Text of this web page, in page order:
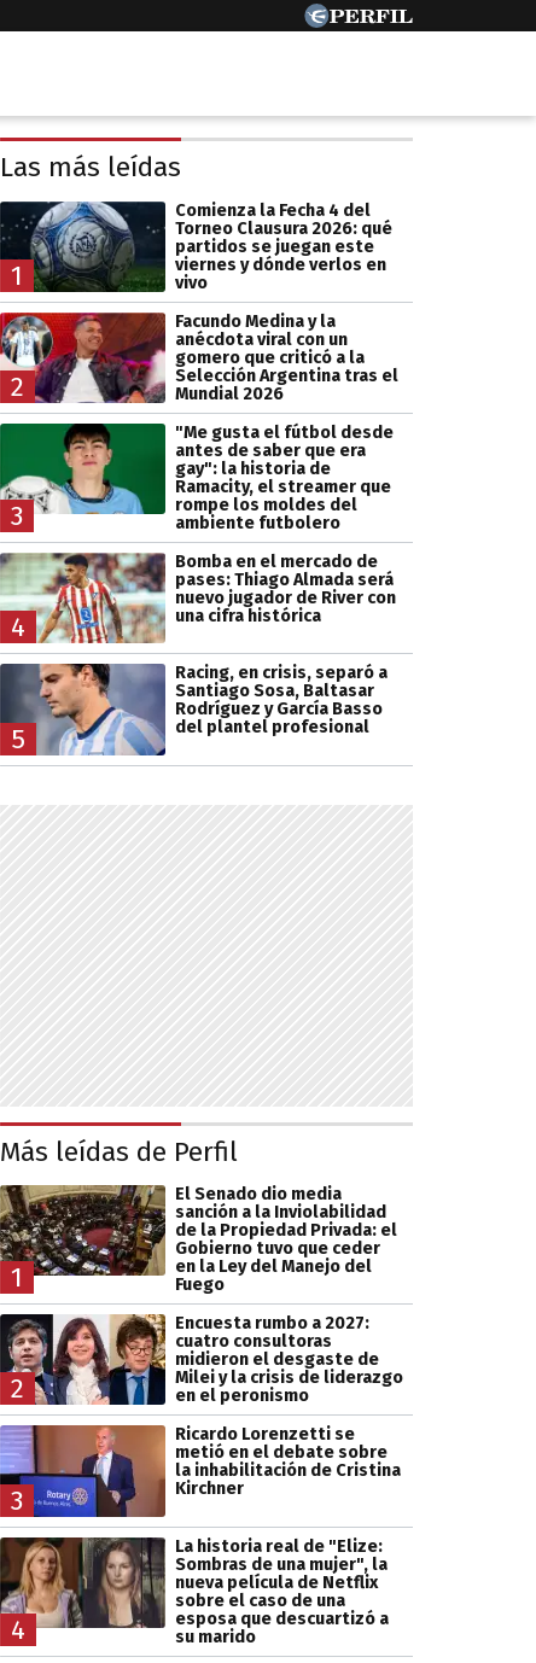
Las más leídas
1
Comienza la Fecha 4 del
Torneo Clausura 2026: qué
partidos se juegan este
viernes y dónde verlos en
vivo
2
Facundo Medina y la
anécdota viral con un
gomero que criticó a la
Selección Argentina tras el
Mundial 2026
3
"Me gusta el fútbol desde
antes de saber que era
gay": la historia de
Ramacity, el streamer que
rompe los moldes del
ambiente futbolero
4
Bomba en el mercado de
pases: Thiago Almada será
nuevo jugador de River con
una cifra histórica
5
Racing, en crisis, separó a
Santiago Sosa, Baltasar
Rodríguez y García Basso
del plantel profesional
Más leídas de Perfil
1
El Senado dio media
sanción a la Inviolabilidad
de la Propiedad Privada: el
Gobierno tuvo que ceder
en la Ley del Manejo del
Fuego
2
Encuesta rumbo a 2027:
cuatro consultoras
midieron el desgaste de
Milei y la crisis de liderazgo
en el peronismo
3
Ricardo Lorenzetti se
metió en el debate sobre
la inhabilitación de Cristina
Kirchner
4
La historia real de "Elize:
Sombras de una mujer", la
nueva película de Netflix
sobre el caso de una
esposa que descuartizó a
su marido